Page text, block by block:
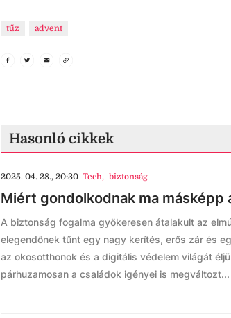
tűz advent
Hasonló cikkek
2025. 04. 28., 20:30 Tech, biztonság
Miért gondolkodnak ma másképp
A biztonság fogalma gyökeresen átalakult az
elegendőnek tűnt egy nagy kerítés, erős zár és
az okosotthonok és a digitális védelem világát
párhuzamosan a családok igényei is megváltozt...